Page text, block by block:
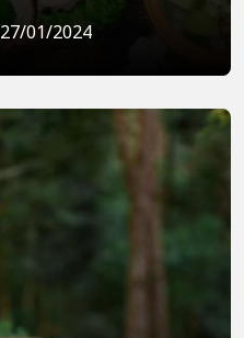
27/01/2024